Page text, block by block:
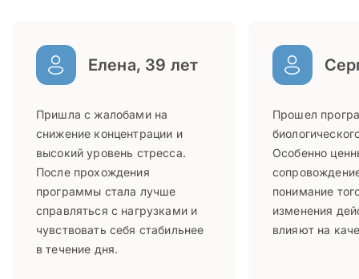
Елена, 39 лет
Пришла с жалобами на
снижение концентрации и
высокий уровень стресса.
После прохождения
программы стала лучше
справляться с нагрузками и
чувствовать себя стабильнее
в течение дня.
Прошел
Особенно
понимание
изменения
влияют на